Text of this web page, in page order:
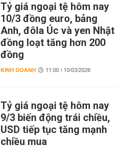
Tỷ giá ngoại tệ hôm nay
10/3 đồng euro, bảng
Anh, đôla Úc và yen Nhật
đồng loạt tăng hơn 200
đồng
KINH DOANH 11:00 | 10/03/2026
Tỷ giá ngoại tệ hôm nay
9/3 biến động trái chiều,
USD tiếp tục tăng mạnh
chiều mua